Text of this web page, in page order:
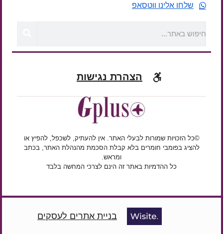
שלחו אלינו ווטסאפ
הצהרת נגישות
©כל הזכויות שמורות לבעלי האתר. אין להעתיק, לשכפל, להפיץ או
להציג בפומבי חומרים בלא קבלת הסכמת מהנהלת האתר, בכתב
ומראש.
כל ההדמיות באתר זה הינם לצרכי המחשה בלבד
בניית אתרים לעסקים